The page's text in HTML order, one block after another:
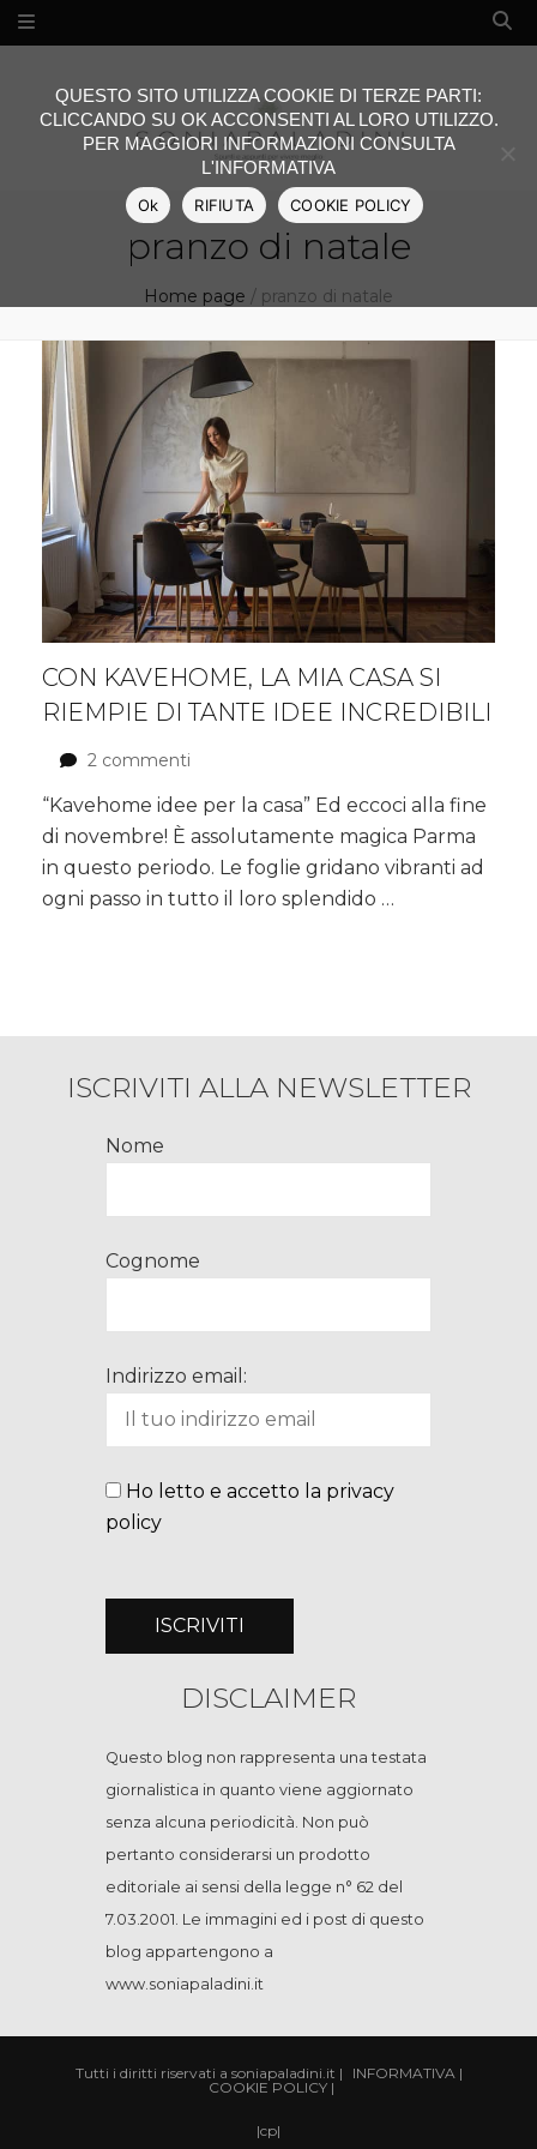
pranzo di natale
Home page / pranzo di natale
CON KAVEHOME, LA MIA CASA SI
RIEMPIE DI TANTE IDEE INCREDIBILI
2 commenti
Kavehome,
la
mia
casa
si
incredibili
“Kavehome idee per la casa” Ed eccoci alla fine
di novembre! È assolutamente magica Parma
in questo periodo. Le foglie gridano vibranti ad
ogni passo in tutto il loro splendido …
QUESTO SITO UTILIZZA COOKIE DI TERZE PARTI:
CLICCANDO SU OK ACCONSENTI AL LORO UTILIZZO.
PER MAGGIORI INFORMAZIONI CONSULTA
L'INFORMATIVA
Ok RIFIUTA COOKIE POLICY
ISCRIVITI ALLA NEWSLETTER
Nome
Cognome
Indirizzo email:
Ho letto e accetto la privacy
policy
DISCLAIMER
Questo blog non rappresenta una testata
giornalistica in quanto viene aggiornato
senza alcuna periodicità. Non può
pertanto considerarsi un prodotto
editoriale ai sensi della legge n° 62 del
7.03.2001. Le immagini ed i post di questo
blog appartengono a
www.soniapaladini.it
Tutti i diritti riservati a soniapaladini.it | INFORMATIVA|
COOKIE POLICY |
|cp|